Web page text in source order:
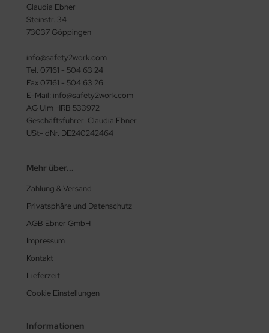
Claudia Ebner
Steinstr. 34
73037 Göppingen
info@safety2work.com
Tel. 07161 - 504 63 24
Fax 07161 - 504 63 26
E-Mail: info@safety2work.com
AG Ulm HRB 533972
Geschäftsführer: Claudia Ebner
USt-IdNr. DE240242464
Mehr über...
Zahlung & Versand
Privatsphäre und Datenschutz
AGB Ebner GmbH
Impressum
Kontakt
Lieferzeit
Cookie Einstellungen
Informationen